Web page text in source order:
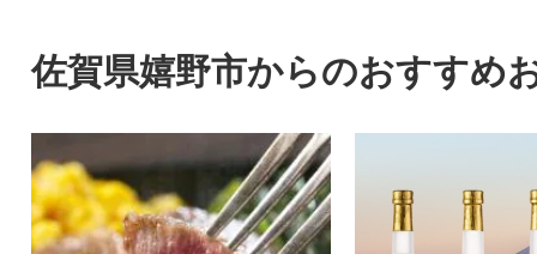
佐賀県嬉野市からのおすすめ